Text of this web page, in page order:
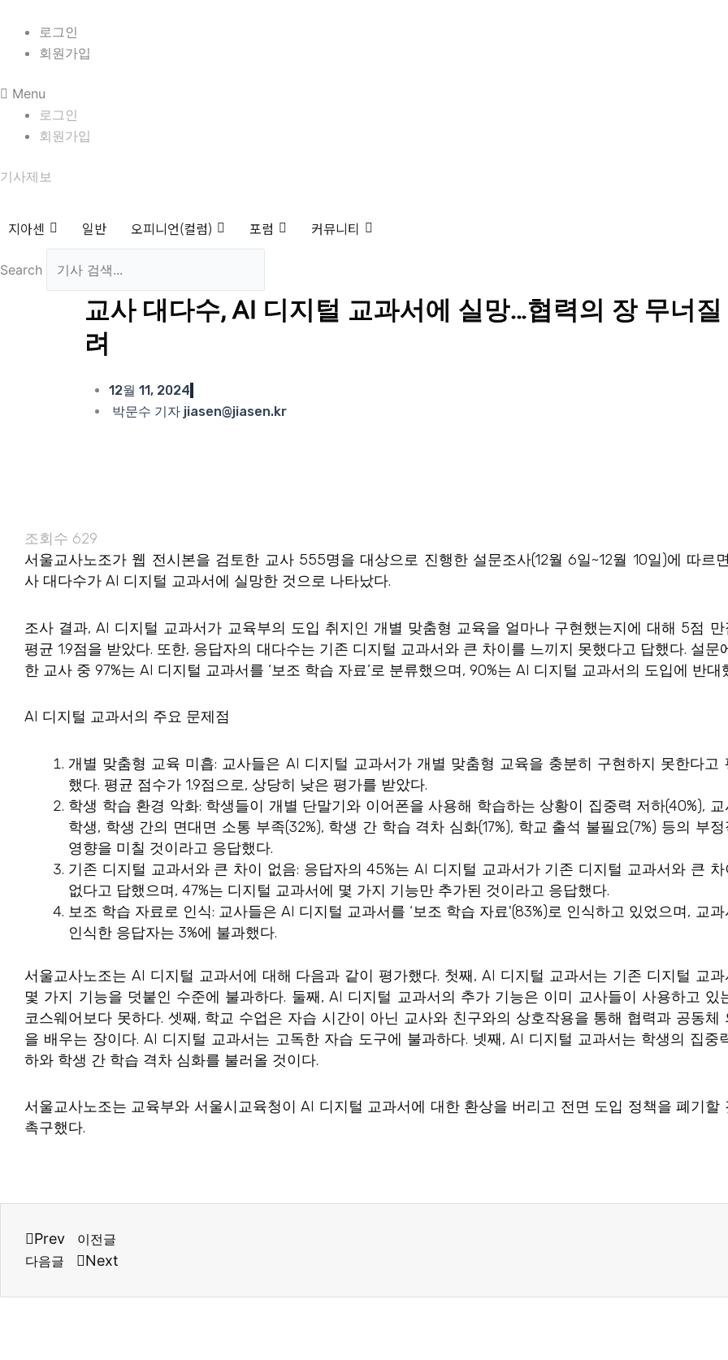
건
로그인
회원가입
Menu
로그인
회원가입
기사제보
지아센 일반 오피니언(컬럼) 포럼 커뮤니티
Search
교사 대다수, AI 디지털 교과서에 실망…협력의 장 무너질
려
12월 11, 2024
박문수 기자 jiasen@jiasen.kr
조회수 629
서울교사노조가 웹 전시본을 검토한 교사 555명을 대상으로 진행한 설문조사(12월 6일~12월 10일)에 따르
사 대다수가 AI 디지털 교과서에 실망한 것으로 나타났다.
조사 결과, AI 디지털 교과서가 교육부의 도입 취지인 개별 맞춤형 교육을 얼마나 구현했는지에 대해 5점 만
평균 1.9점을 받았다. 또한, 응답자의 대다수는 기존 디지털 교과서와 큰 차이를 느끼지 못했다고 답했다. 설문
한 교사 중 97%는 AI 디지털 교과서를 ‘보조 학습 자료’로 분류했으며, 90%는 AI 디지털 교과서의 도입에 반대
AI 디지털 교과서의 주요 문제점
개별 맞춤형 교육 미흡: 교사들은 AI 디지털 교과서가 개별 맞춤형 교육을 충분히 구현하지 못한다고
했다. 평균 점수가 1.9점으로, 상당히 낮은 평가를 받았다.
학생 학습 환경 악화: 학생들이 개별 단말기와 이어폰을 사용해 학습하는 상황이 집중력 저하(40%), 교
학생, 학생 간의 면대면 소통 부족(32%), 학생 간 학습 격차 심화(17%), 학교 출석 불필요(7%) 등의 부
영향을 미칠 것이라고 응답했다.
기존 디지털 교과서와 큰 차이 없음: 응답자의 45%는 AI 디지털 교과서가 기존 디지털 교과서와 큰 차
없다고 답했으며, 47%는 디지털 교과서에 몇 가지 기능만 추가된 것이라고 응답했다.
보조 학습 자료로 인식: 교사들은 AI 디지털 교과서를 ‘보조 학습 자료'(83%)로 인식하고 있었으며, 교
인식한 응답자는 3%에 불과했다.
서울교사노조는 AI 디지털 교과서에 대해 다음과 같이 평가했다. 첫째, AI 디지털 교과서는 기존 디지털 교과
몇 가지 기능을 덧붙인 수준에 불과하다. 둘째, AI 디지털 교과서의 추가 기능은 이미 교사들이 사용하고 있
코스웨어보다 못하다. 셋째, 학교 수업은 자습 시간이 아닌 교사와 친구와의 상호작용을 통해 협력과 공동체
을 배우는 장이다. AI 디지털 교과서는 고독한 자습 도구에 불과하다. 넷째, AI 디지털 교과서는 학생의 집중
하와 학생 간 학습 격차 심화를 불러올 것이다.
서울교사노조는 교육부와 서울시교육청이 AI 디지털 교과서에 대한 환상을 버리고 전면 도입 정책을 폐기할
촉구했다.
Prev
이전글
다음글
Next